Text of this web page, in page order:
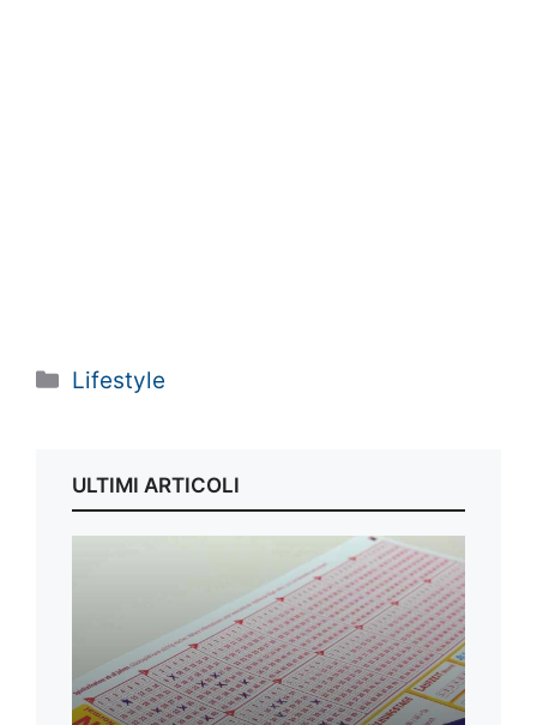
Categorie
Lifestyle
ULTIMI ARTICOLI